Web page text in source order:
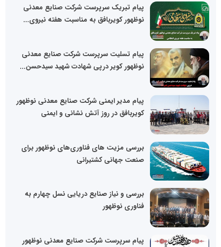
پیام تبریک سرپرست شرکت صنایع معدنی
نوظهور کویربافق به مناسبت هفته نیروی...
پیام تسلیت سرپرست شرکت صنایع معدنی
نوظهور کویر درپی شهادت شهید سیدحسن...
پیام مدیر ایمنی شرکت صنایع معدنی نوظهور
کویربافق در روز آتش نشانی و ایمنی
بررسی مزیت های فناوری‌های نوظهور برای
صنعت جهانی کشتیرانی
بررسی و نیاز صنایع دریایی نسل چهارم به
فناوری نوظهور
پیام سرپرست شرکت صنایع معدنی نوظهور